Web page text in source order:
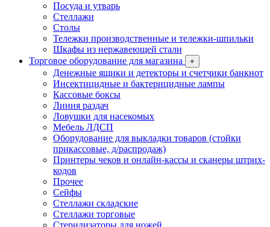
Посуда и утварь
Стеллажи
Столы
Тележки производственные и тележки-шпильки
Шкафы из нержавеющей стали
Торговое оборудование для магазина
+
Денежные ящики и детекторы и счетчики банкнот
Инсектицидные и бактерицидные лампы
Кассовые боксы
Линия раздач
Ловушки для насекомых
Мебель ЛДСП
Оборудование для выкладки товаров (стойки
прикассовые, д/распродаж)
Принтеры чеков и онлайн-кассы и сканеры штрих-
кодов
Прочее
Сейфы
Стеллажи складские
Стеллажи торговые
Стерилизаторы для ножей